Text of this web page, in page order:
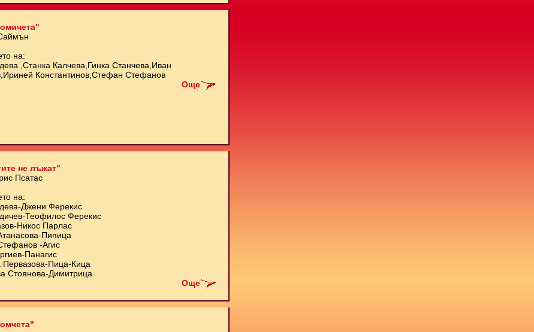
на:
,Станка Калчева,Гинка Станчева,Иван
Константинов,Стефан Стефанов
Още
не лъжат"
Псатас
на:
Джени Ферекис
Теофилос Ферекис
Никос Парлас
Пипица
-Агис
Панагис
Первазова-Пица-Кица
Стоянова-Димитрица
Още